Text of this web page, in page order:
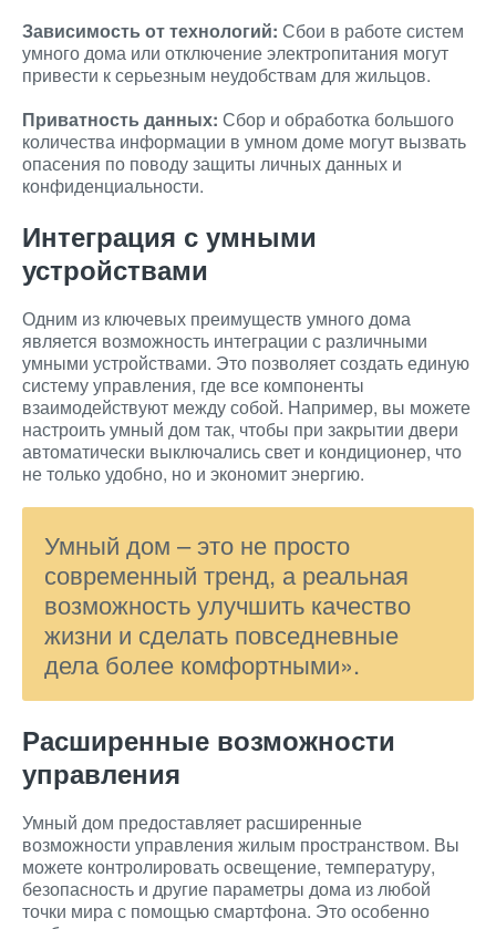
Зависимость от технологий: Сбои в работе систем
умного дома или отключение электропитания могут
привести к серьезным неудобствам для жильцов.
Приватность данных: Сбор и обработка большого
количества информации в умном доме могут вызвать
опасения по поводу защиты личных данных и
конфиденциальности.
Интеграция с умными
устройствами
Одним из ключевых преимуществ умного дома
является возможность интеграции с различными
умными устройствами. Это позволяет создать единую
систему управления, где все компоненты
взаимодействуют между собой. Например, вы можете
настроить умный дом так, чтобы при закрытии двери
автоматически выключались свет и кондиционер, что
не только удобно, но и экономит энергию.
Умный дом – это не просто
современный тренд, а реальная
возможность улучшить качество
жизни и сделать повседневные
дела более комфортными».
Расширенные возможности
управления
Умный дом предоставляет расширенные
возможности управления жилым пространством. Вы
можете контролировать освещение, температуру,
безопасность и другие параметры дома из любой
точки мира с помощью смартфона. Это особенно